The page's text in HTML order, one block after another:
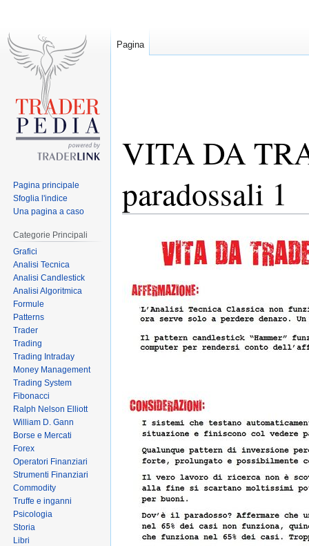
VITA DA
paradossali 1
navigation
Pagina
Pagina principale
Sfoglia l'indice
Una pagina a caso
Categorie Principali
Grafici
Analisi Tecnica
Analisi Candlestick
Analisi Algoritmica
Formule
Patterns
Trader
Trading
Trading Intraday
Money Management
Trading System
Fibonacci
Ralph Nelson Elliott
William D. Gann
Borse e Mercati
Forex
Operatori Finanziari
Strumenti Finanziari
Commodity
Truffe e inganni
Psicologia
Storia
Libri